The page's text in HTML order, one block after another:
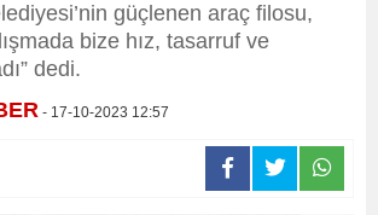
güçlenen araç filosu,
bize hız, tasarruf ve
dedi.
- 17-10-2023 12:57